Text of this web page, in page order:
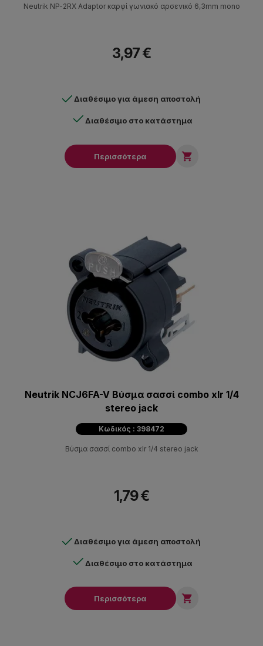
Neutrik NP-2RX Adaptor καρφί γωνιακό αρσενικό 6,3mm mono
3,97 €
Διαθέσιμο για άμεση αποστολή
Διαθέσιμο στο κατάστημα
Περισσότερα 
Neutrik NCJ6FA-V Βύσμα σασσί combo xlr 1/4
stereo jack
Κωδικός : 398472
Βύσμα σασσί combo xlr 1/4 stereo jack
1,79 €
Διαθέσιμο για άμεση αποστολή
Διαθέσιμο στο κατάστημα
Περισσότερα 